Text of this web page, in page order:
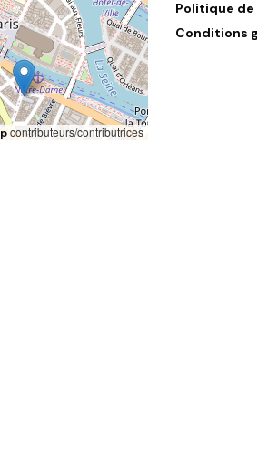
contributeurs/contributrices
Politique
Conditions